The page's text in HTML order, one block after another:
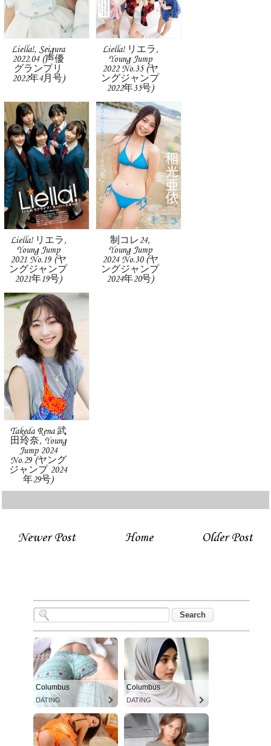
Liella!, Seigura
2022.04 (声優
グランプリ
2022年4月号)
Liella! リエラ,
Young Jump
2022 No.35 (ヤ
ングジャンプ
2022年35号)
Liella! リエラ,
Young Jump
2021 No.19 (ヤ
ングジャンプ
2021年19号)
制コレ24,
Young Jump
2024 No.30 (ヤ
ングジャンプ
2024年20号)
Takeda Rena 武
田玲奈, Young
Jump 2024
No.29 (ヤング
ジャンプ 2024
年29号)
Newer Post Older Post
Home
Columbus
DATING
Columbus
DATING